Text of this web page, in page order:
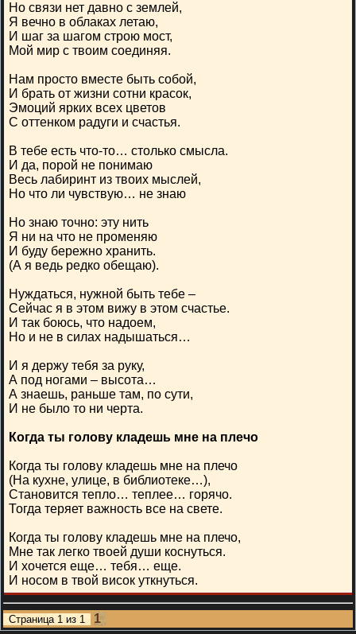
Но связи нет давно с землей,
Я вечно в облаках летаю,
И шаг за шагом строю мост,
Мой мир с твоим соединяя.
Нам просто вместе быть собой,
И брать от жизни сотни красок,
Эмоций ярких всех цветов
С оттенком радуги и счастья.
В тебе есть что-то… столько смысла.
И да, порой не понимаю
Весь лабиринт из твоих мыслей,
Но что ли чувствую… не знаю
Но знаю точно: эту нить
Я ни на что не променяю
И буду бережно хранить.
(А я ведь редко обещаю).
Нуждаться, нужной быть тебе –
Сейчас я в этом вижу в этом счастье.
И так боюсь, что надоем,
Но и не в силах надышаться…
И я держу тебя за руку,
А под ногами – высота…
А знаешь, раньше там, по сути,
И не было то ни черта.
Когда ты голову кладешь мне на плечо
Когда ты голову кладешь мне на плечо
(На кухне, улице, в библиотеке…),
Становится тепло… теплее… горячо.
Тогда теряет важность все на свете.
Когда ты голову кладешь мне на плечо,
Мне так легко твоей души коснуться.
И хочется еще… тебя… еще.
И носом в твой висок уткнуться.
Страница 1 из 1 1